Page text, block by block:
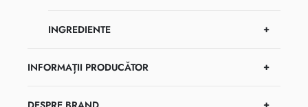
INGREDIENTE
INFORMAȚII PRODUCĂTOR